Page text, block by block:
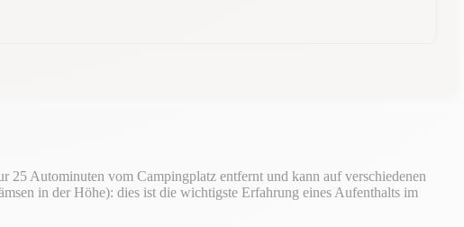
25 Autominuten vom Campingplatz entfernt und kann auf verschiedenen
in der Höhe): dies ist die wichtigste Erfahrung eines Aufenthalts im